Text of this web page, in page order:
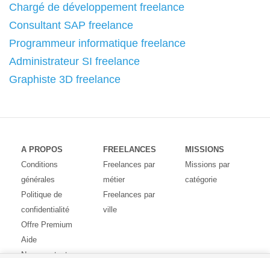
Chargé de développement freelance
Consultant SAP freelance
Programmeur informatique freelance
Administrateur SI freelance
Graphiste 3D freelance
A PROPOS
Conditions
générales
Politique de
confidentialité
Offre Premium
Aide
Nous contacter
FREELANCES
Freelances par
métier
Freelances par
ville
MISSIONS
Missions par
catégorie